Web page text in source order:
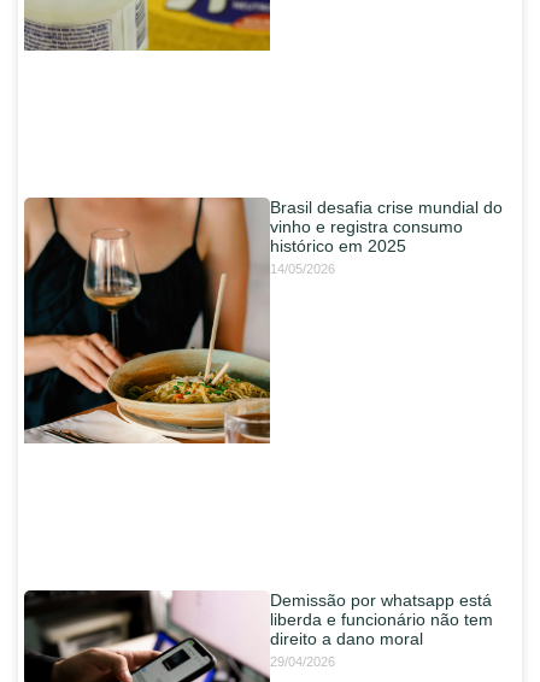
Brasil desafia crise mundial do
vinho e registra consumo
histórico em 2025
14/05/2026
Demissão por whatsapp está
liberda e funcionário não tem
direito a dano moral
29/04/2026